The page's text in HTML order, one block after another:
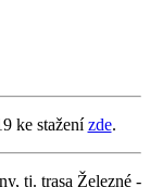
ke staženízde.
tj. trasa Železné -